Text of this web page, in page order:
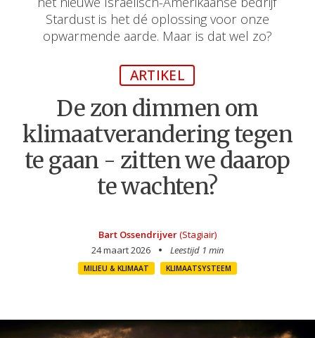
Stardust is het dé oplossing voor onze
opwarmende aarde. Maar is dat wel zo?
ARTIKEL
De zon dimmen om
klimaatverandering tegen
te gaan - zitten we daarop
te wachten?
Bart Ossendrijver(Stagiair)
24 maart 2026
Leestijd 1 min
MILIEU & KLIMAAT KLIMAATSYSTEEM